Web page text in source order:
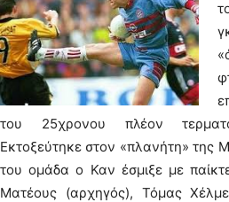
του 25χρονου πλέον
Εκτοξεύτηκε στον «πλανήτη» της
του ομάδα ο Καν έσμιξε με
Ματέους (αρχηγός), Τόμας